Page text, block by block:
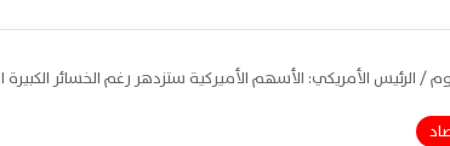
/الرئيس الأمريكي: الأسهم الأميركية ستزدهر رغم الخسائر الكبيرة